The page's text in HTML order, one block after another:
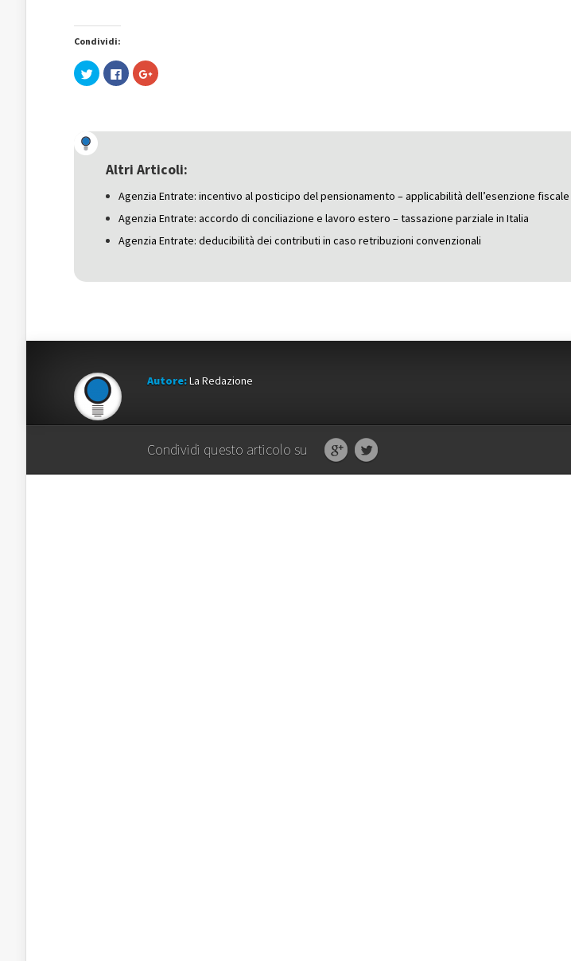
Condividi:
Fai
clic
(Si
apre
una
nuova
Fai
clic
nuova
finestra)
Fai
clic
una
nuova
Altri Articoli:
Agenzia Entrate: incentivo al posticipo del pensionamento – applicabilità dell’esenzione fiscale
Agenzia Entrate: accordo di conciliazione e lavoro estero – tassazione parziale in Italia
Agenzia Entrate: deducibilità dei contributi in caso retribuzioni convenzionali
Autore:La Redazione
Condividi questo articolo su